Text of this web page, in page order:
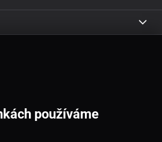
osobních údajů
používáme